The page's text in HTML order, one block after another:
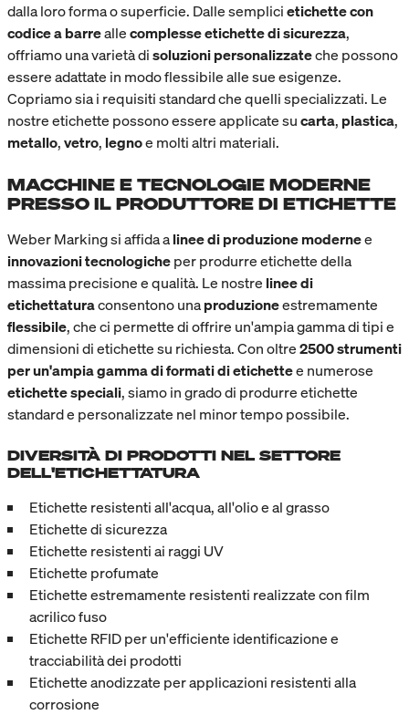
dalla loro forma o superficie. Dalle semplicietichette con
codice a barreallecomplesse etichette di sicurezza,
offriamo una varietà disoluzioni personalizzateche possono
essere adattate in modo flessibile alle sue esigenze.
Copriamo sia i requisiti standard che quelli specializzati. Le
nostre etichette possono essere applicate sucarta, plastica,
metallo,vetro, legnoe molti altri materiali.
MACCHINE E TECNOLOGIE MODERNE
PRESSO IL PRODUTTORE DI ETICHETTE
Weber Marking si affida alinee di produzione modernee
innovazioni tecnologicheper produrre etichette della
massima precisione e qualità. Le nostre linee di
etichettaturaconsentono unaproduzioneestremamente
flessibile, che ci permette di offrire un'ampia gamma di tipi e
dimensioni di etichette su richiesta. Con oltre2500 strumenti
per un'ampia gamma di formati di etichettee numerose
etichette speciali, siamo in grado di produrre etichette
standard e personalizzate nel minor tempo possibile.
DIVERSITÀ DI PRODOTTI NEL SETTORE
DELL'ETICHETTATURA
Etichette resistenti all'acqua, all'olio e al grasso
Etichette di sicurezza
Etichette resistenti ai raggi UV
Etichette profumate
Etichette estremamente resistenti realizzate con film
acrilico fuso
Etichette RFID per un'efficiente identificazione e
tracciabilità dei prodotti
Etichette anodizzate per applicazioni resistenti alla
corrosione